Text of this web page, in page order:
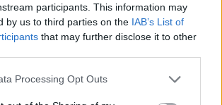
participants. This information may
by us to third parties on the IAB’s List of
that may further disclose it to other
Processing Opt Outs